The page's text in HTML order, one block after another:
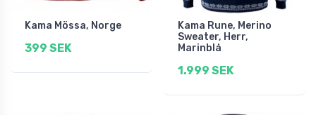
Kama Mössa, Norge
399 SEK
Kama Rune, Merino
Sweater, Herr,
Marinblå
1.999 SEK